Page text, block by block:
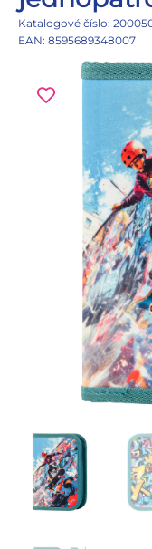
Katalogové číslo:
EAN: 8595689348007